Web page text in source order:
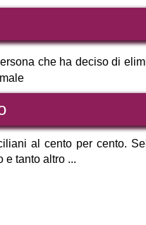
che ha deciso di
al cento per cento.
e tanto altro ...